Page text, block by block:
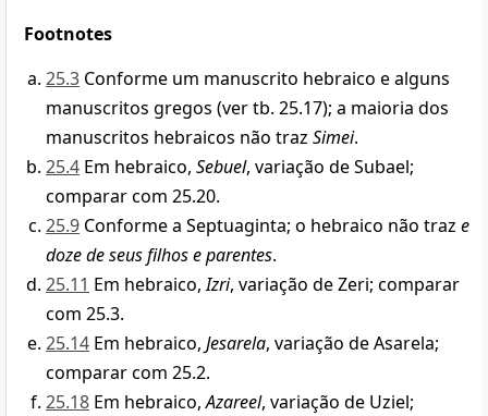
Footnotes
25.3 Conforme um manuscrito hebraico e alguns
manuscritos gregos (ver tb. 25.17); a maioria dos
manuscritos hebraicos não traz Simei.
25.4 Em hebraico, Sebuel, variação de Subael;
comparar com 25.20.
25.9 Conforme a Septuaginta; o hebraico não traz e
doze de seus filhos e parentes.
25.11 Em hebraico,Izri, variação de Zeri; comparar
com 25.3.
25.14 Em hebraico, Jesarela, variação de Asarela;
comparar com 25.2.
25.18 Em hebraico,Azareel, variação de Uziel;